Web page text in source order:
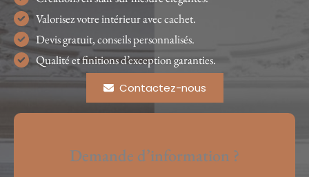
Valorisez votre intérieur avec cachet.
Devis gratuit, conseils personnalisés.
Qualité et finitions d’exception garanties.
Contactez-nous
Demande d’information ?